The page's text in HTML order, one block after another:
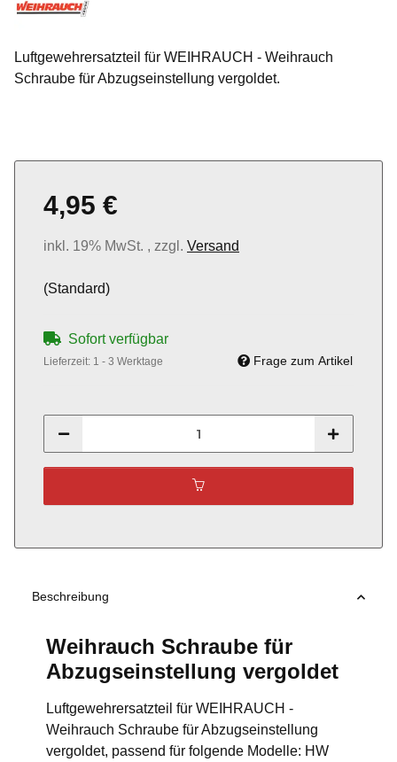
Luftgewehrersatzteil für WEIHRAUCH - Weihrauch
Schraube für Abzugseinstellung vergoldet.
4,95 €
inkl. 19% MwSt. , zzgl. Versand
(Standard)
Sofort verfügbar
Lieferzeit: 1 - 3 Werktage Frage zum Artikel
Beschreibung
Weihrauch Schraube für
Abzugseinstellung vergoldet
Luftgewehrersatzteil für WEIHRAUCH -
Weihrauch Schraube für Abzugseinstellung
vergoldet, passend für folgende Modelle: HW